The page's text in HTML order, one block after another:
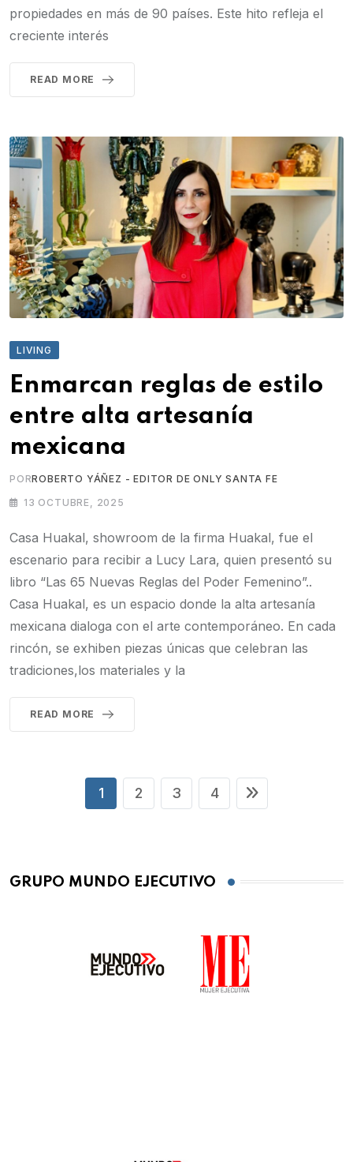
propiedades en más de 90 países. Este hito refleja el
creciente interés
READ MORE
LIVING
Enmarcan reglas de estilo
entre alta artesanía
mexicana
PORROBERTO YÁÑEZ - EDITOR DE ONLY SANTA FE
13 OCTUBRE, 2025
Casa Huakal, showroom de la firma Huakal, fue el
escenario para recibir a Lucy Lara, quien presentó su
libro “Las 65 Nuevas Reglas del Poder Femenino”..
Casa Huakal, es un espacio donde la alta artesanía
mexicana dialoga con el arte contemporáneo. En cada
rincón, se exhiben piezas únicas que celebran las
tradiciones,los materiales y la
READ MORE
1 2 3 4
GRUPO MUNDO EJECUTIVO